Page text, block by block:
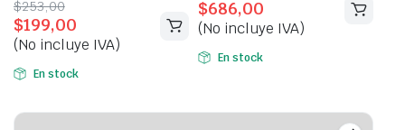
$253,00
Original
price
was:
$253,00.
$199,00
Current
price
is:
$199,00.
(No incluye IVA)
En stock
price
was:
$950,00.
$686,00
price
is:
$686,00.
(No incluye IVA)
En stock